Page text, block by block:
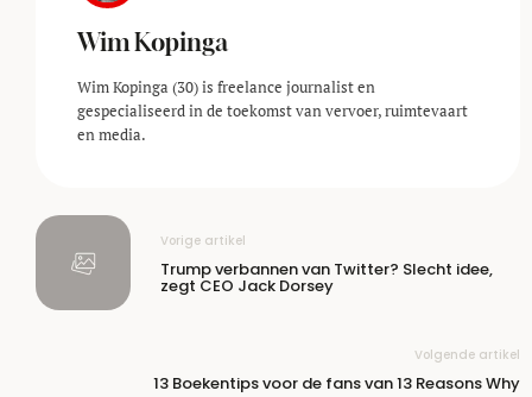
Wim Kopinga
Wim Kopinga (30) is freelance journalist en
gespecialiseerd in de toekomst van vervoer, ruimtevaart
en media.
Vorige artikel
Trump verbannen van Twitter? Slecht idee,
zegt CEO Jack Dorsey
Volgende artikel
13 Boekentips voor de fans van 13 Reasons Why